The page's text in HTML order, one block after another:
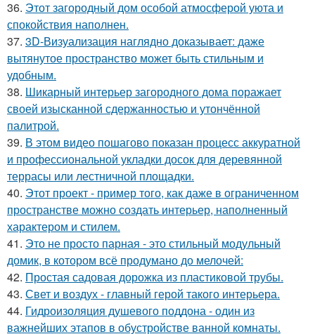
36. Этот загородный дом особой атмосферой уюта и
спокойствия наполнен.
37. 3D-Визуализация наглядно доказывает: даже
вытянутое пространство может быть стильным и
удобным.
38. Шикарный интерьер загородного дома поражает
своей изысканной сдержанностью и утончённой
палитрой.
39. В этом видео пошагово показан процесс аккуратной
и профессиональной укладки досок для деревянной
террасы или лестничной площадки.
40. Этот проект - пример того, как даже в ограниченном
пространстве можно создать интерьер, наполненный
характером и стилем.
41. Это не просто парная - это стильный модульный
домик, в котором всё продумано до мелочей:
42. Простая садовая дорожка из пластиковой трубы.
43. Свет и воздух - главный герой такого интерьера.
44. Гидроизоляция душевого поддона - один из
важнейших этапов в обустройстве ванной комнаты.